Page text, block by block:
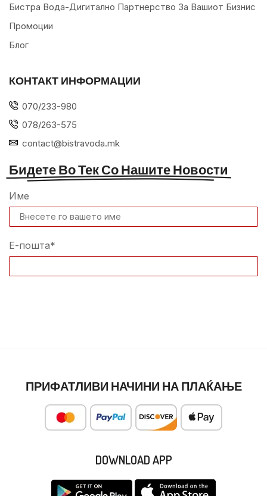
Бистра Вода-Дигитално Партнерство За Вашиот Бизнис
Промоции
Блог
КОНТАКТ ИНФОРМАЦИИ
070/233-980
078/263-575
contact@bistravoda.mk
Бидете Во Тек Со Нашите Новости
Име
Е-пошта*
ПРИФАТЛИВИ НАЧИНИ НА ПЛАЌАЊЕ
DOWNLOAD APP